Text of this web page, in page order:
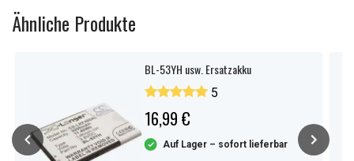
Ähnliche Produkte
BL-53YH usw. Ersatzakku
5
16,99 €
Auf Lager – sofort lieferbar